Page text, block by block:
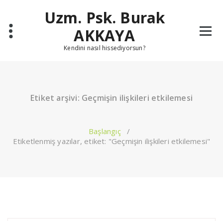
Uzm. Psk. Burak
AKKAYA
Kendini nasıl hissediyorsun?
Etiket arşivi: Geçmişin ilişkileri etkilemesi
Başlangıç/
Etiketlenmiş yazılar, etiket: "Geçmişin ilişkileri etkilemesi"